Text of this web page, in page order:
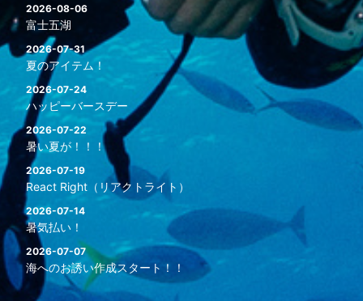
2026-08-06
富士五湖
2026-07-31
夏のアイテム！
2026-07-24
ハッピーバースデー
2026-07-22
暑い夏が！！！
2026-07-19
React Right（リアクトライト）
2026-07-14
暑気払い！
2026-07-07
海へのお誘い作成スタート！！